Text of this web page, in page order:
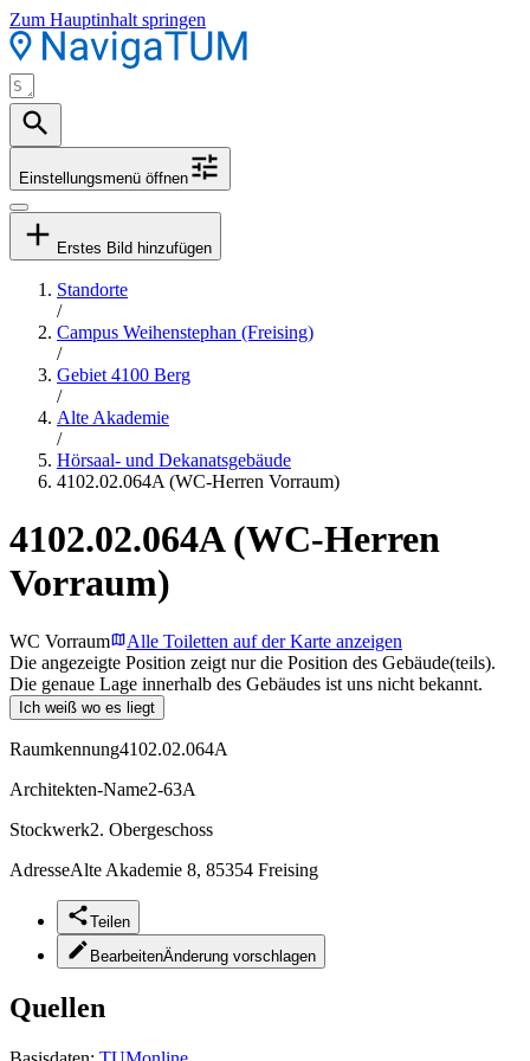
Zum Hauptinhalt springen
Einstellungsmenü öffnen
Erstes Bild hinzufügen
Standorte
/
Campus Weihenstephan (Freising)
/
Gebiet 4100 Berg
/
Alte Akademie
/
Hörsaal- und Dekanatsgebäude
4102.02.064A (WC-Herren Vorraum)
4102.02.064A (WC-Herren
Vorraum)
WC Vorraum
Alle Toiletten auf der Karte anzeigen
Die angezeigte Position zeigt nur die Position des Gebäude(teils).
Die genaue Lage innerhalb des Gebäudes ist uns nicht bekannt.
Ich weiß wo es liegt
Raumkennung4102.02.064A
Architekten-Name2-63A
Stockwerk2. Obergeschoss
AdresseAlte Akademie 8, 85354 Freising
Teilen
BearbeitenÄnderung vorschlagen
Quellen